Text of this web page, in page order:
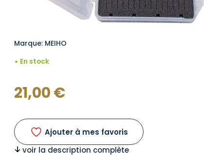
Marque: MEIHO
En stock
21,00€
Ajouter à mes favoris
voir la description complète